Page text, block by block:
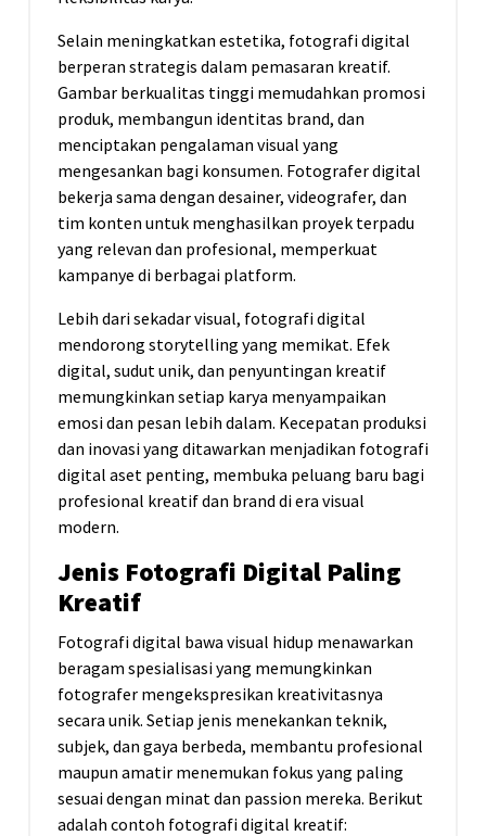
Selain meningkatkan estetika, fotografi digital
berperan strategis dalam pemasaran kreatif.
Gambar berkualitas tinggi memudahkan promosi
produk, membangun identitas brand, dan
menciptakan pengalaman visual yang
mengesankan bagi konsumen. Fotografer digital
bekerja sama dengan desainer, videografer, dan
tim konten untuk menghasilkan proyek terpadu
yang relevan dan profesional, memperkuat
kampanye di berbagai platform.
Lebih dari sekadar visual, fotografi digital
mendorong storytelling yang memikat. Efek
digital, sudut unik, dan penyuntingan kreatif
memungkinkan setiap karya menyampaikan
emosi dan pesan lebih dalam. Kecepatan produksi
dan inovasi yang ditawarkan menjadikan fotografi
digital aset penting, membuka peluang baru bagi
profesional kreatif dan brand di era visual
modern.
Jenis Fotografi Digital Paling
Kreatif
Fotografidigital bawa visual hidup menawarkan
beragam spesialisasi yang memungkinkan
fotografer mengekspresikan kreativitasnya
secara unik. Setiap jenis menekankan teknik,
subjek, dan gaya berbeda, membantu profesional
maupun amatir menemukan fokus yang paling
sesuai dengan minat dan passion mereka. Berikut
adalah contoh fotografi digital kreatif: